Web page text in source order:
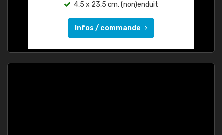
4,5 x 23,5 cm, (non)enduit
Infos / commande